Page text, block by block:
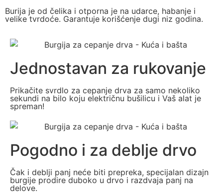
Burija je od čelika i otporna je na udarce, habanje i
velike tvrdoće. Garantuje korišćenje dugi niz godina.
Jednostavan za rukovanje
Prikačite svrdlo za cepanje drva za samo nekoliko
sekundi na bilo koju električnu bušilicu i Vaš alat je
spreman!
Pogodno i za deblje drvo
Čak i deblji panj neće biti prepreka, specijalan dizajn
burgije prodire duboko u drvo i razdvaja panj na
delove.